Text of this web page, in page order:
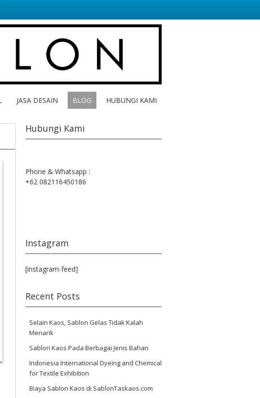
JASA DESAIN BLOG HUBUNGI KAMI
Hubungi Kami
Phone & Whatsapp :
+62 082116450186
Instagram
[instagram-feed]
Recent Posts
Selain Kaos, Sablon Gelas Tidak Kalah
Menarik
Sablon Kaos Pada Berbagai Jenis Bahan
Indonesia International Dyeing and Chemical
for Textile Exhibition
Biaya Sablon Kaos di SablonTaskaos.com